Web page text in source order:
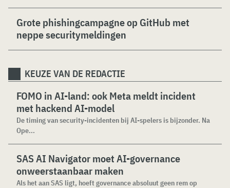
Grote phishingcampagne op GitHub met
neppe securitymeldingen
KEUZE VAN DE REDACTIE
FOMO in AI-land: ook Meta meldt incident
met hackend AI-model
De timing van security-incidenten bij AI-spelers is bijzonder. Na
Ope...
SAS AI Navigator moet AI-governance
onweerstaanbaar maken
Als het aan SAS ligt, hoeft governance absoluut geen rem op